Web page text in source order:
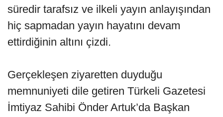
süredir tarafsız ve ilkeli yayın anlayışından
hiç sapmadan yayın hayatını devam
ettirdiğinin altını çizdi.
Gerçekleşen ziyaretten duyduğu
memnuniyeti dile getiren Türkeli Gazetesi
İmtiyaz Sahibi Önder Artuk’da Başkan